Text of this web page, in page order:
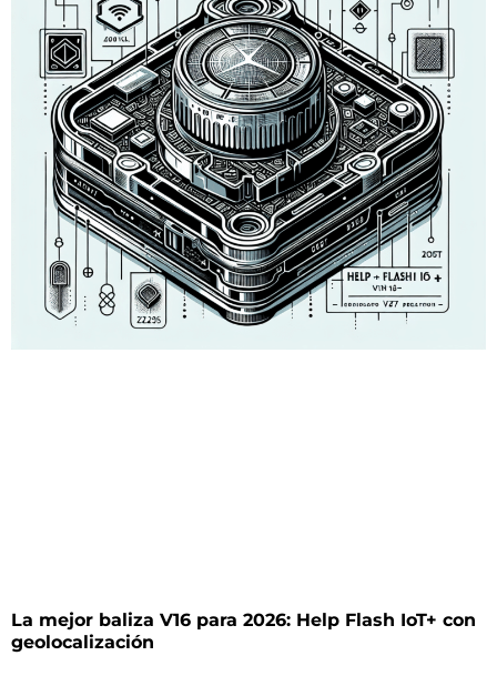
La mejor baliza V16 para 2026: Help Flash IoT+ con
geolocalización